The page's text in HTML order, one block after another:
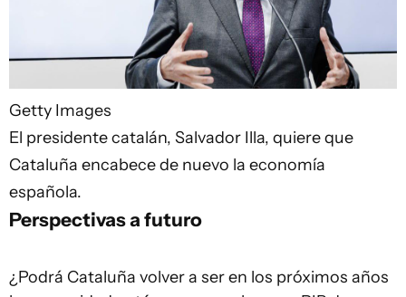
Getty Images
El presidente catalán, Salvador Illa, quiere que
Cataluña encabece de nuevo la economía
española.
Perspectivas a futuro
¿Podrá Cataluña volver a ser en los próximos años